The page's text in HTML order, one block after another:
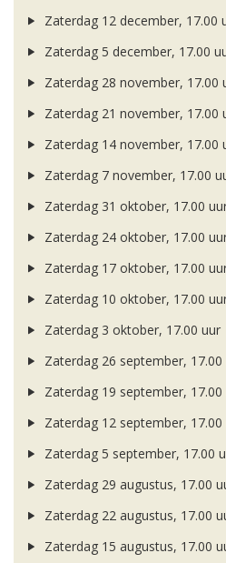
Zaterdag 12 december, 17.00
Zaterdag 5 december, 17.00
Zaterdag 28 november, 17.00
Zaterdag 21 november, 17.00
Zaterdag 14 november, 17.00
Zaterdag 7 november, 17.00
Zaterdag 31 oktober, 17.00
Zaterdag 24 oktober, 17.00
Zaterdag 17 oktober, 17.00
Zaterdag 10 oktober, 17.00
Zaterdag 3 oktober, 17.00 uur
Zaterdag 26 september, 17.00
Zaterdag 19 september, 17.00
Zaterdag 12 september, 17.00
Zaterdag 5 september, 17.00
Zaterdag 29 augustus, 17.00
Zaterdag 22 augustus, 17.00
Zaterdag 15 augustus, 17.00